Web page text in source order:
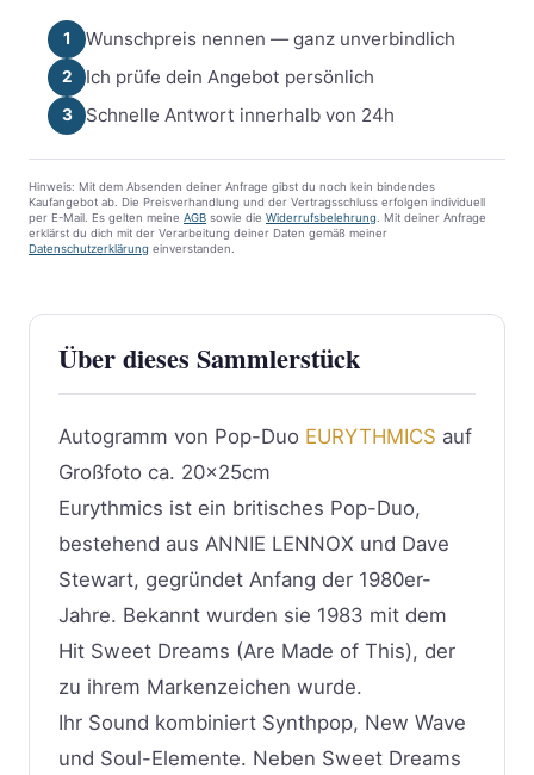
1 Wunschpreis nennen — ganz unverbindlich
2 Ich prüfe dein Angebot persönlich
3 Schnelle Antwort innerhalb von 24h
Hinweis: Mit dem Absenden deiner Anfrage gibst du noch kein bindendes
Kaufangebot ab. Die Preisverhandlung und der Vertragsschluss erfolgen individuell
per E-Mail. Es gelten meine AGB sowie die Widerrufsbelehrung . Mit deiner Anfrage
erklärst du dich mit der Verarbeitung deiner Daten gemäß meiner
Datenschutzerklärung einverstanden.
Über dieses Sammlerstück
Autogramm von Pop-Duo EURYTHMICS auf
Großfoto ca. 20x25cm
Eurythmics ist ein britisches Pop-Duo,
bestehend aus ANNIE LENNOX und Dave
Stewart, gegründet Anfang der 1980er-
Jahre. Bekannt wurden sie 1983 mit dem
Hit Sweet Dreams (Are Made of This), der
zu ihrem Markenzeichen wurde.
Ihr Sound kombiniert Synthpop, New Wave
und Soul-Elemente. Neben Sweet Dreams